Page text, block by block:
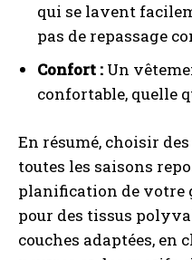
qui se lavent
pas de repassage
Confort : Un
confortable, quelle
En résumé, choisir
toutes les saisons
planification de votre
pour des tissus
couches adaptées, en